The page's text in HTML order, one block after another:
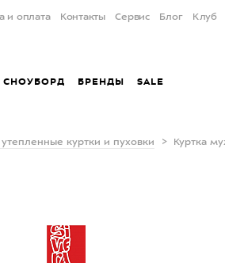
и оплата Контакты Сервис Блог Клуб
СНОУБОРД БРЕНДЫ SALE
куртки и пуховки Куртка